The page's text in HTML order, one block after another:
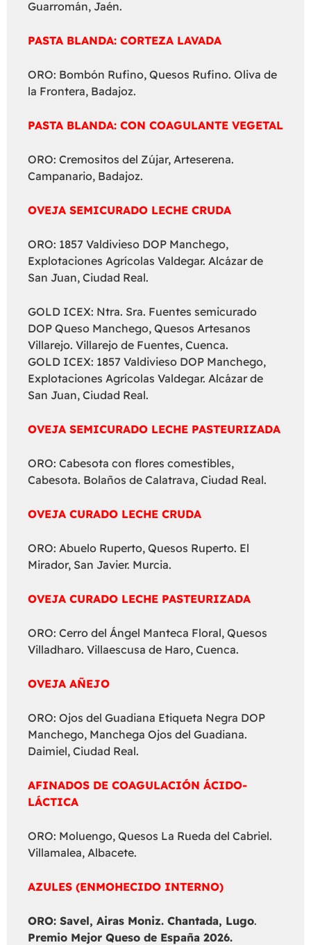
Guarromán, Jaén.
PASTA BLANDA: CORTEZA LAVADA
ORO: Bombón Rufino, Quesos Rufino. Oliva de
la Frontera, Badajoz.
PASTA BLANDA: CON COAGULANTE VEGETAL
ORO: Cremositos del Zújar, Arteserena.
Campanario, Badajoz.
OVEJA SEMICURADO LECHE CRUDA
ORO: 1857 Valdivieso DOP Manchego,
Explotaciones Agrícolas Valdegar. Alcázar de
San Juan, Ciudad Real.
GOLD ICEX: Ntra. Sra. Fuentes semicurado
DOP Queso Manchego, Quesos Artesanos
Villarejo. Villarejo de Fuentes, Cuenca.
GOLD ICEX: 1857 Valdivieso DOP Manchego,
Explotaciones Agrícolas Valdegar. Alcázar de
San Juan, Ciudad Real.
OVEJA SEMICURADO LECHE PASTEURIZADA
ORO: Cabesota con flores comestibles,
Cabesota. Bolaños de Calatrava, Ciudad Real.
OVEJA CURADO LECHE CRUDA
ORO: Abuelo Ruperto, Quesos Ruperto. El
Mirador, San Javier. Murcia.
OVEJA CURADO LECHE PASTEURIZADA
ORO: Cerro del Ángel Manteca Floral, Quesos
Villadharo. Villaescusa de Haro, Cuenca.
OVEJA AÑEJO
ORO: Ojos del Guadiana Etiqueta Negra DOP
Manchego, Manchega Ojos del Guadiana.
Daimiel, Ciudad Real.
AFINADOS DE COAGULACIÓN ÁCIDO-
LÁCTICA
ORO: Moluengo, Quesos La Rueda del Cabriel.
Villamalea, Albacete.
AZULES (ENMOHECIDO INTERNO)
ORO: Savel, Airas Moniz. Chantada, Lugo.
Premio Mejor Queso de España 2026.